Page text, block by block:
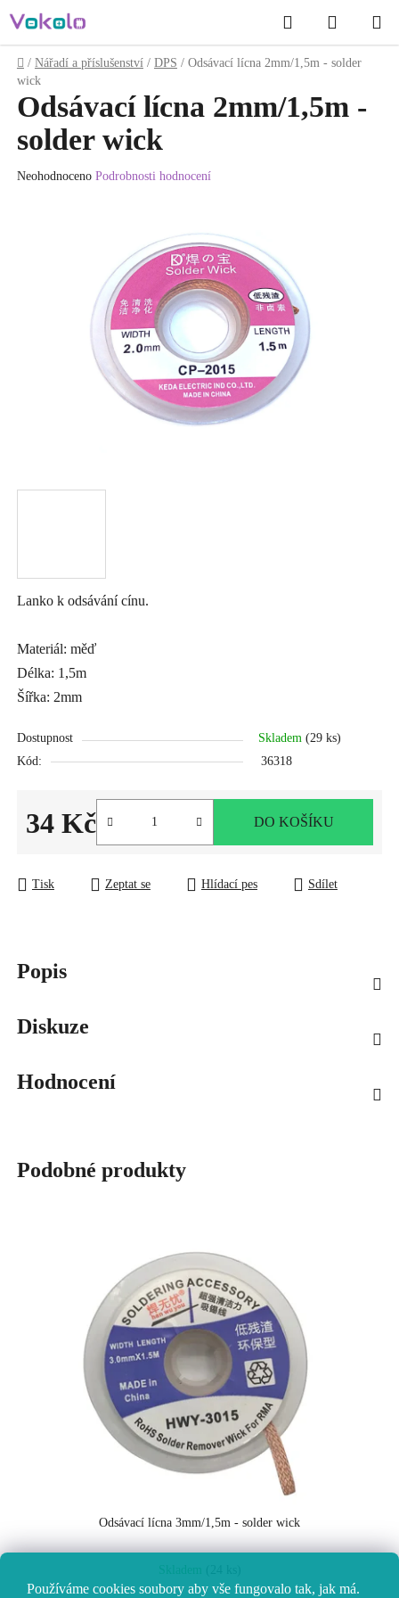
Používáme cookies soubory aby vše fungovalo tak, jak má.
na
obsah
Hledat
KOŠÍK
Domů
/ Nářadí a příslušenství / DPS / Odsávací lícna 2mm/1,5m - solder
wick
Lanko k odsávání cínu.
Materiál: měď
Délka: 1,5m
Šířka: 2mm
Dostupnost Skladem (29 ks)
Kód:
36318
34 Kč DO KOŠÍKU
Tisk Zeptat se Hlídací pes Sdílet
Odsávací lícna 2mm/1,5m -
solder wick
Průměrné
Neohodnoceno Podrobnosti hodnocení
Popis
Diskuze
Hodnocení
Podobné produkty
Odsávací lícna 3mm/1,5m - solder wick
Průměrné